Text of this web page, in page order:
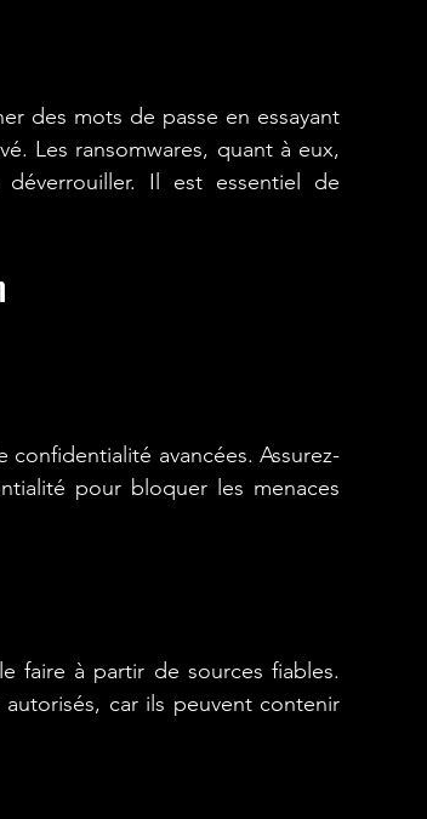
des mots de passe en essayant
Les ransomwares, quant à eux,
Il est essentiel de
avancées. Assurez-
pour bloquer les menaces
faire à partir de sources fiables.
car ils peuvent contenir